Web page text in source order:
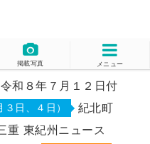
掲載写真 メニュー
和８年７月１２日付
日、４日） 紀北町
重 東紀州ニュース